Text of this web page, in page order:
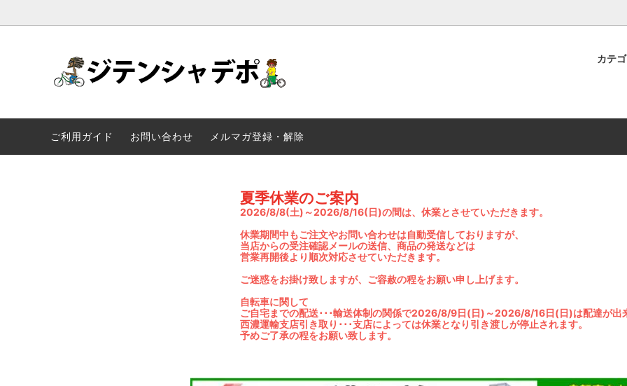
カテ
一輪車 三輪車
ストライダ OGK技研
DAHON
ご利用ガイド お問い合わせ メルマガ登録・解除
夏季休業のご案内
2026/8/8(土)～2026/8/16(日)の間は、休業とさせていただきます。
休業期間中もご注文やお問い合わせは自動受信しておりますが、
当店からの受注確認メールの送信、商品の発送などは
営業再開後より順次対応させていただきます。
ご迷惑をお掛け致しますが、ご容赦の程をお願い申し上げます。
自転車に関して
ご自宅までの配送･･･輸送体制の関係で2026/8/9日(日)～2026/8/16日(日)は配達が出
西濃運輸支店引き取り･･･支店によっては休業となり引き渡しが停止されます。
予めご了承の程をお願い致します。